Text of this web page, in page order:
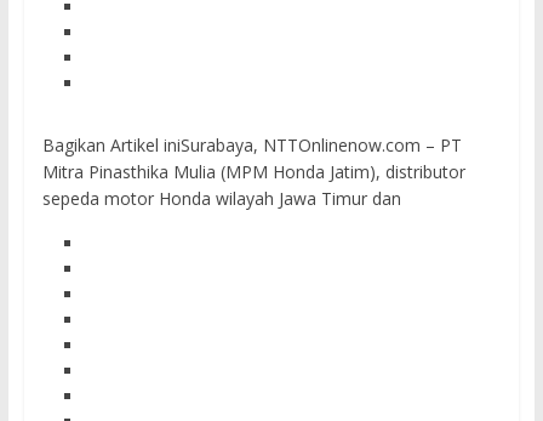
Bagikan Artikel iniSurabaya, NTTOnlinenow.com – PT
Mitra Pinasthika Mulia (MPM Honda Jatim), distributor
sepeda motor Honda wilayah Jawa Timur dan